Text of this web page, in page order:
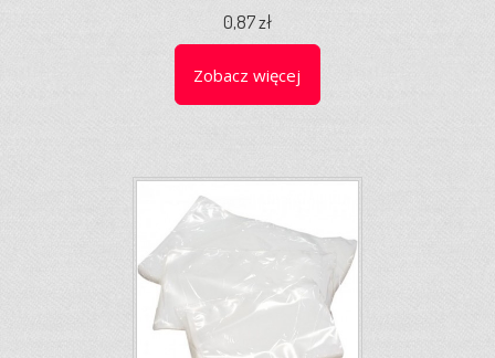
0,87 zł
Zobacz więcej